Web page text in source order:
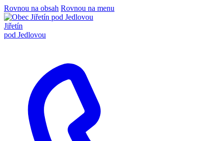
Rovnou na obsah Rovnou na menu
Jiřetín
pod Jedlovou